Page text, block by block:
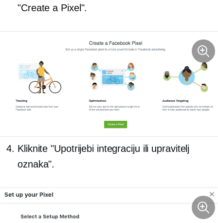
"Create a Pixel".
Kliknite "Upotrijebi integraciju ili upravitelj
oznaka".